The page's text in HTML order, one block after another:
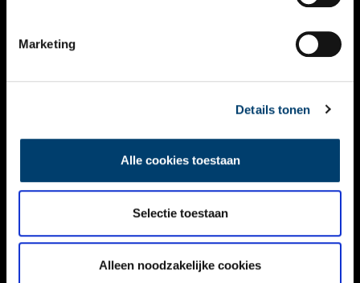
Marketing
Details tonen
Alle cookies toestaan
Selectie toestaan
Alleen noodzakelijke cookies
NIEUWSBRIEF
DISCLAIMER
TOEGANKELIJKHEID
Volg ONH op social media